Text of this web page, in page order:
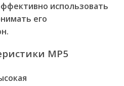
использовать
его
MP5